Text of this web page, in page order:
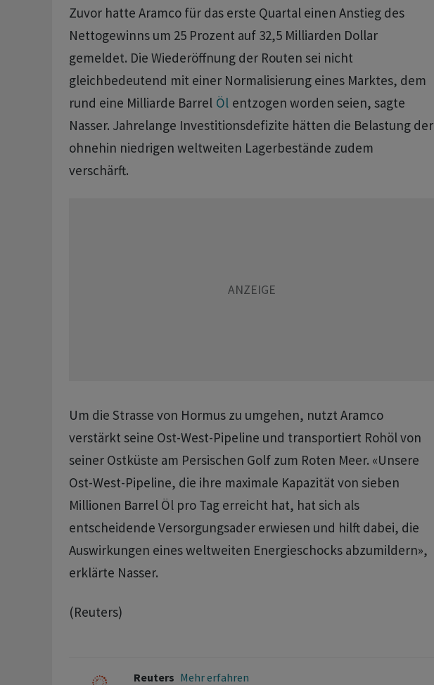
Zuvor hatte Aramco für das erste Quartal einen Anstieg des
Nettogewinns ​um 25 Prozent auf 32,5 Milliarden Dollar
gemeldet. ​Die Wiederöffnung der Routen sei ​nicht
gleichbedeutend mit einer Normalisierung eines Marktes, dem
rund eine Milliarde Barrel ‌ Öl entzogen worden seien, sagte
Nasser. Jahrelange Investitionsdefizite hätten die Belastung der
ohnehin niedrigen weltweiten Lagerbestände zudem
verschärft.
Um die Strasse ​von ​Hormus zu umgehen, ⁠nutzt Aramco
verstärkt seine Ost-West-Pipeline und transportiert ​Rohöl von
seiner Ostküste ⁠am Persischen Golf zum Roten Meer. «Unsere
Ost-West-Pipeline, die ihre ‌maximale Kapazität von sieben
Millionen Barrel Öl pro Tag erreicht hat, hat sich als
entscheidende Versorgungsader erwiesen ‌und hilft dabei, die
Auswirkungen eines weltweiten ​Energieschocks abzumildern»,
erklärte Nasser.
(Reuters)
Reuters Mehr erfahren